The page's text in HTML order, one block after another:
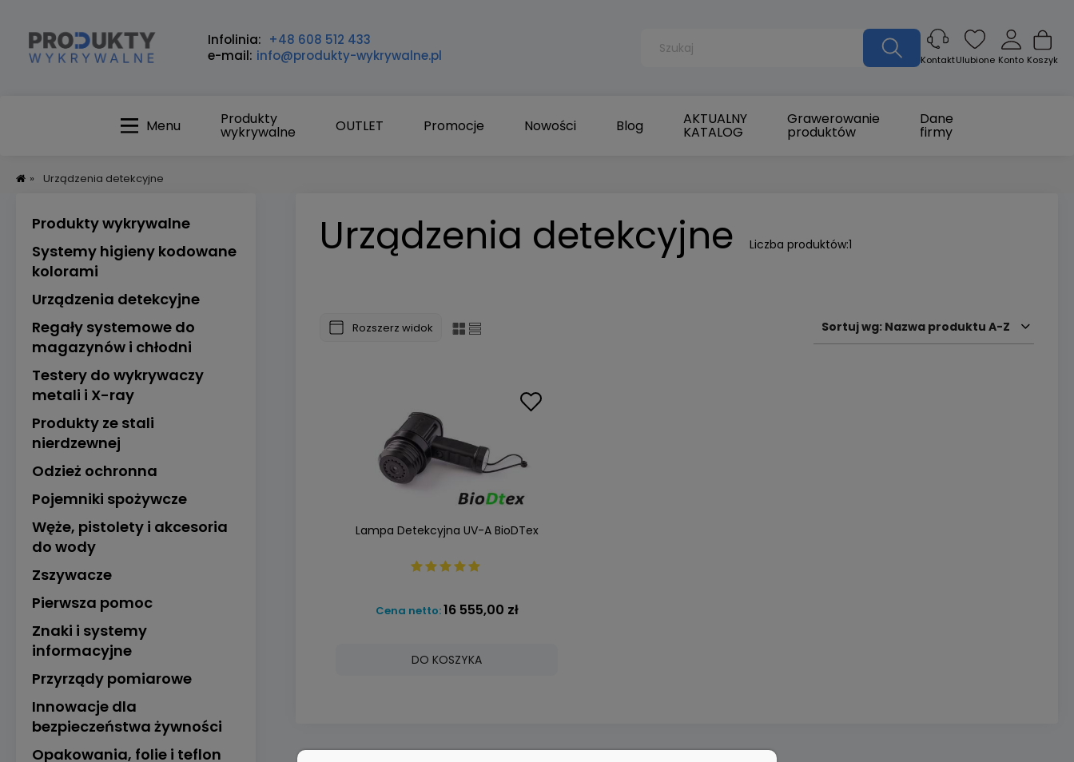
Infolinia: +48 608 512 433
e-mail: info@produkty-wykrywalne.pl Koszyk
Konto
Ulubione
Kontakt
Menu Produkty
wykrywalne OUTLET Promocje Nowości Blog AKTUALNY
KATALOG
Grawerowanie
produktów
Dane
firmy
» Urządzenia detekcyjne
Produkty wykrywalne
Systemy higieny kodowane
kolorami
Urządzenia detekcyjne
Regały systemowe do
magazynów i chłodni
Testery do wykrywaczy
metali i X-ray
Produkty ze stali
nierdzewnej
Odzież ochronna
Pojemniki spożywcze
Węże, pistolety i akcesoria
do wody
Zszywacze
Pierwsza pomoc
Znaki i systemy
informacyjne
Przyrządy pomiarowe
Innowacje dla
bezpieczeństwa żywności
Opakowania, folie i teflon
Urządzenia detekcyjne Liczba produktów:1
Rozszerz widok Sortuj wg: Nazwa produktu A-Z
Lampa Detekcyjna UV-A BioDTex
Cena netto:16 555,00 zł
DO KOSZYKA